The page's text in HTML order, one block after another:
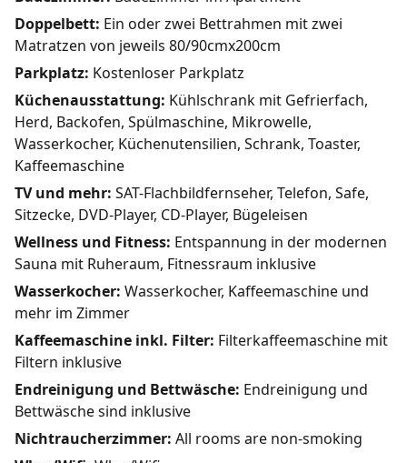
Doppelbett: Ein oder zwei Bettrahmen mit zwei
Matratzen von jeweils 80/90cmx200cm
Parkplatz: Kostenloser Parkplatz
Küchenausstattung: Kühlschrank mit Gefrierfach,
Herd, Backofen, Spülmaschine, Mikrowelle,
Wasserkocher, Küchenutensilien, Schrank, Toaster,
Kaffeemaschine
TV und mehr: SAT-Flachbildfernseher, Telefon, Safe,
Sitzecke, DVD-Player, CD-Player, Bügeleisen
Wellness und Fitness: Entspannung in der modernen
Sauna mit Ruheraum, Fitnessraum inklusive
Wasserkocher: Wasserkocher, Kaffeemaschine und
mehr im Zimmer
Kaffeemaschine inkl. Filter: Filterkaffeemaschine mit
Filtern inklusive
Endreinigung und Bettwäsche: Endreinigung und
Bettwäsche sind inklusive
Nichtraucherzimmer: All rooms are non-smoking